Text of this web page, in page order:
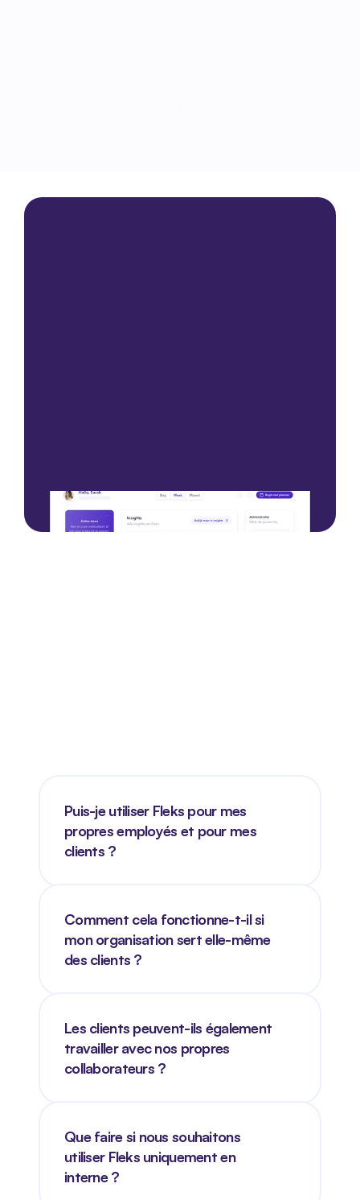
Puis-je utiliser Fleks pour mes
propres employés et pour mes
clients ?
Comment cela fonctionne-t-il si
mon organisation sert elle-même
des clients ?
Les clients peuvent-ils également
travailler avec nos propres
collaborateurs ?
Que faire si nous souhaitons
utiliser Fleks uniquement en
interne ?